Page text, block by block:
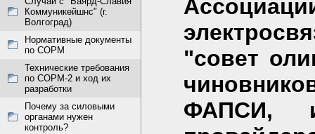
Коммуникейшнс" (г.
Волгоград)
Нормативные документы
по СОРМ
Технические требования
по СОРМ-2 и ход их
разработки
Почему за силовыми
органами нужен
контроль?
"совет
ФАПСИ, и